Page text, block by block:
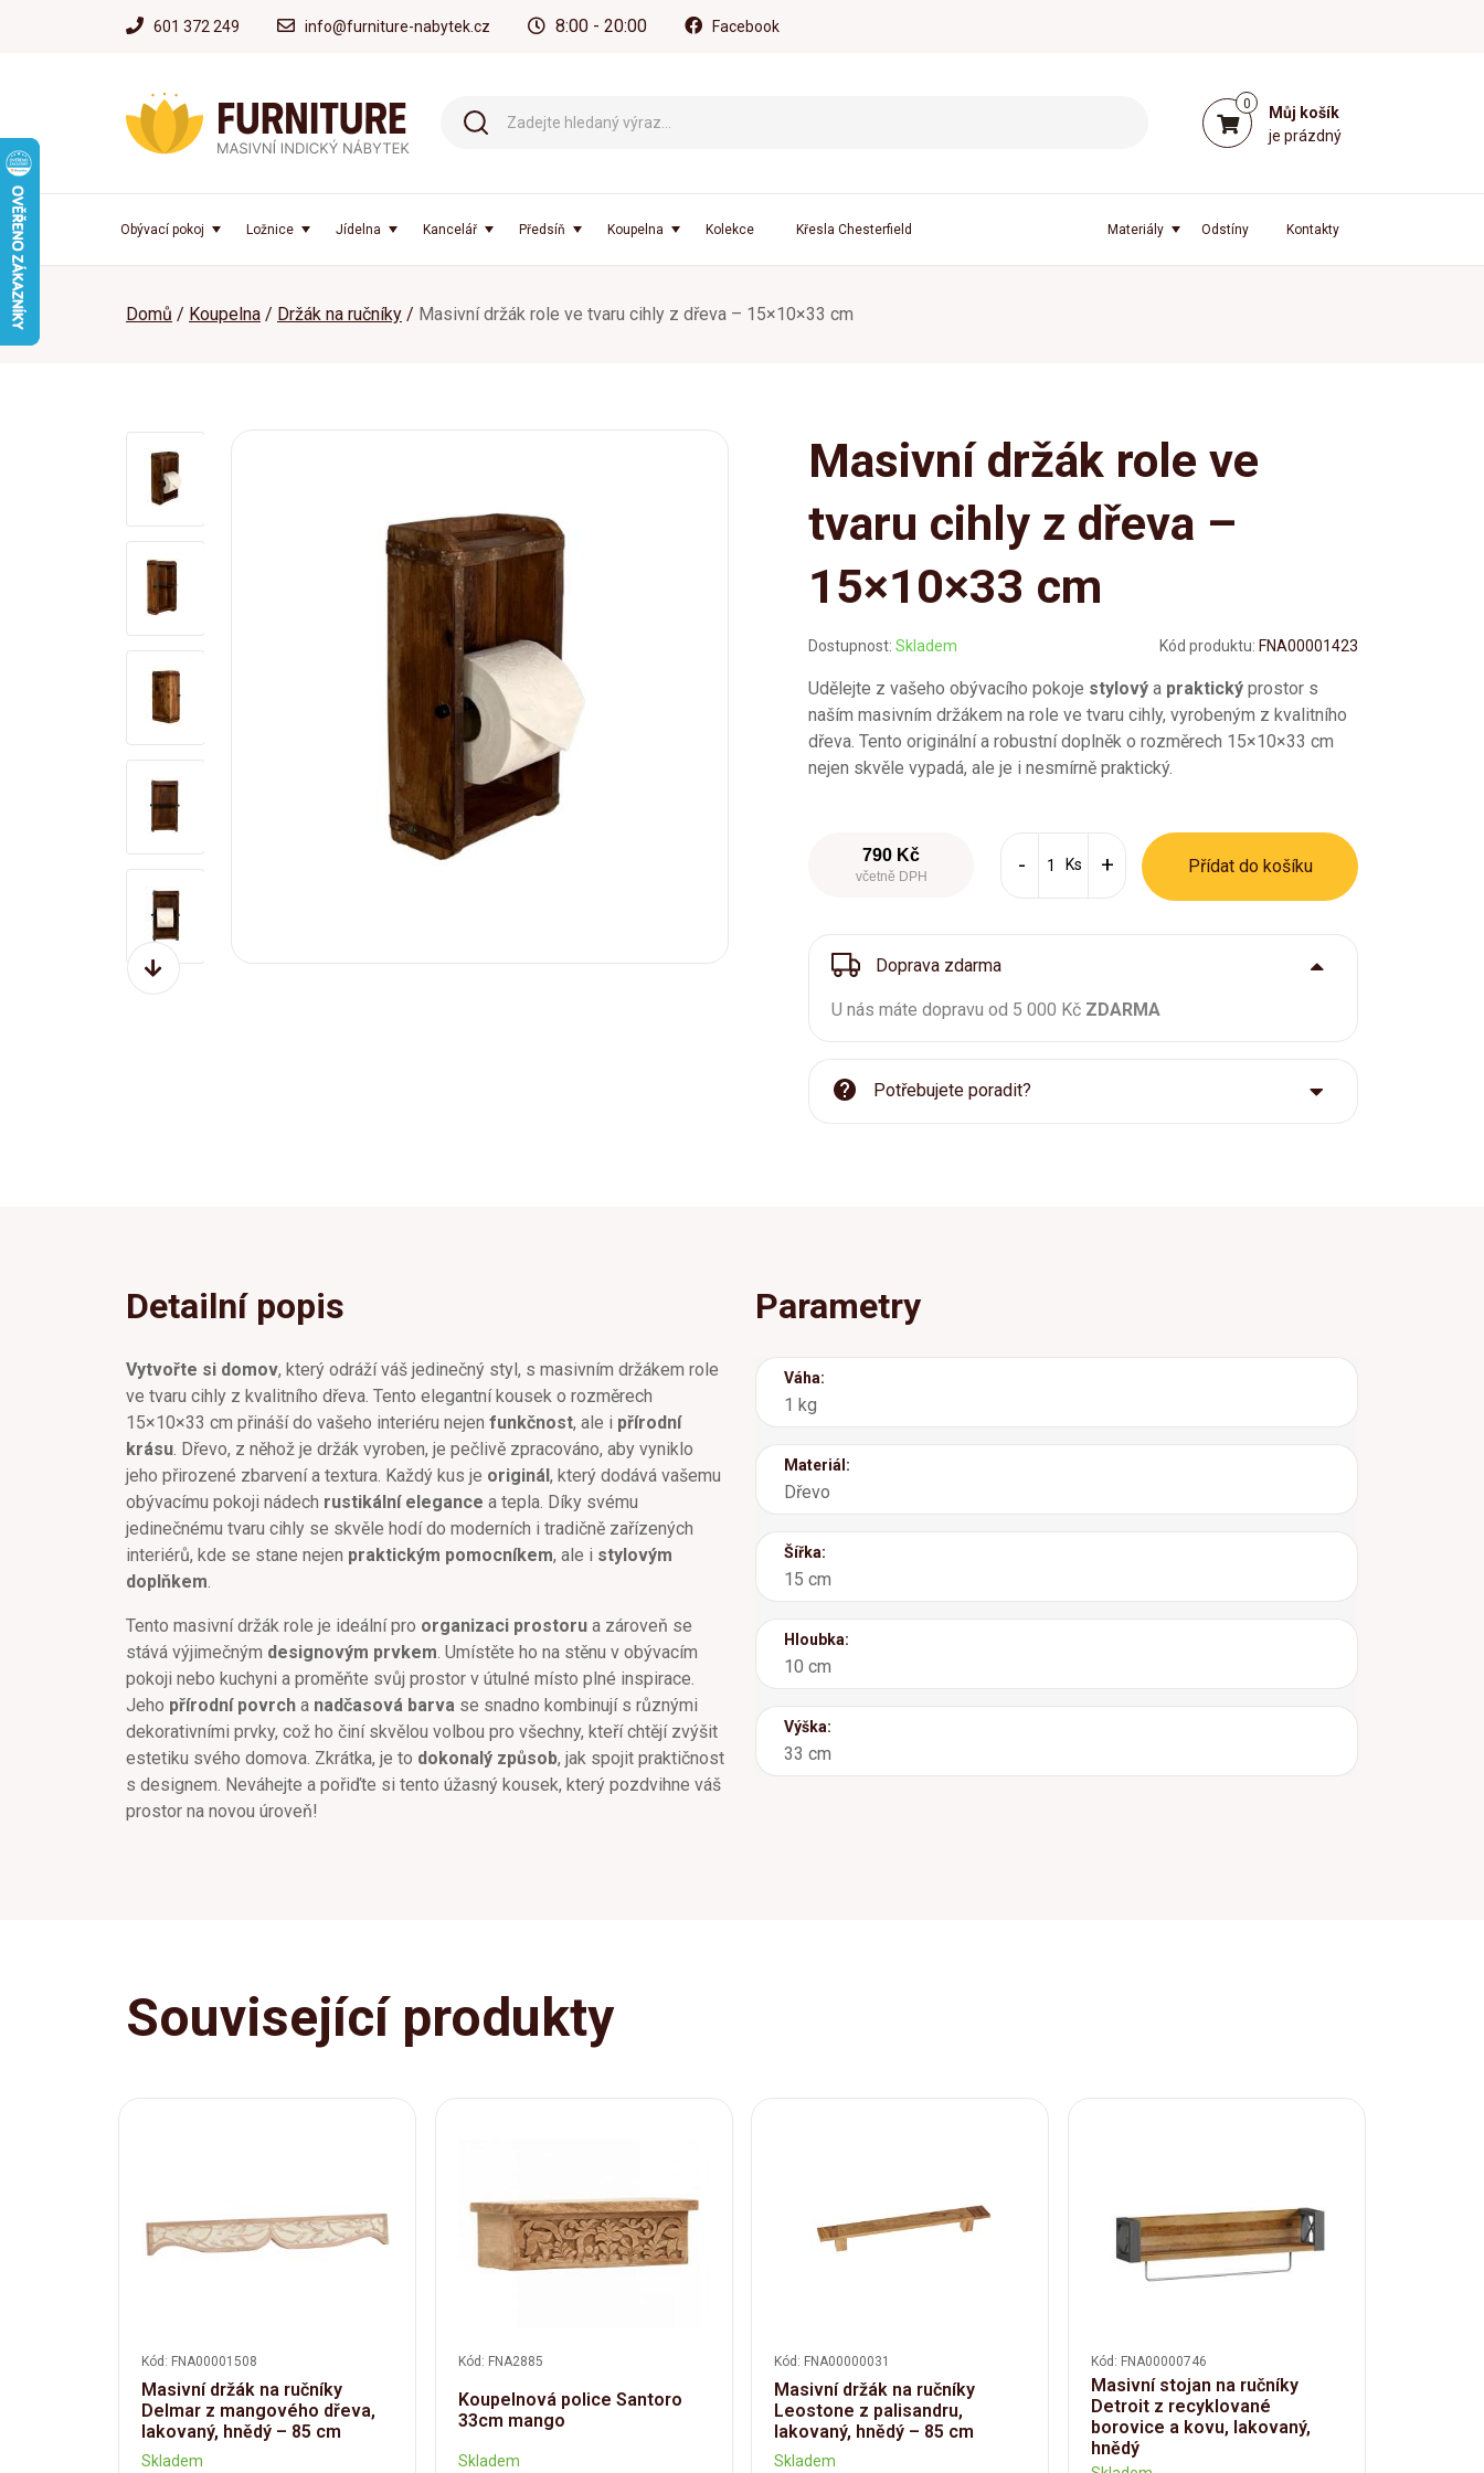
601 372 249 info@furniture-nabytek.cz 8:00 - 20:00 Facebook
0
Můj košík
je prázdný
Obývací pokoj Ložnice Jídelna Kancelář Předsíň Koupelna Kolekce Křesla Chesterfield Kontakty
Odstíny
Materiály
Domů Koupelna Držák na ručníky Masivní držák role ve tvaru cihly z dřeva – 15×10×33 cm
Masivní držák role ve
tvaru cihly z dřeva –
15×10×33 cm
Dostupnost: Skladem Kód produktu: FNA00001423
Udělejte z vašeho obývacího pokoje stylový a praktický prostor s
naším masivním držákem na role ve tvaru cihly, vyrobeným z kvalitního
dřeva. Tento originální a robustní doplněk o rozměrech 15×10×33 cm
nejen skvěle vypadá, ale je i nesmírně praktický.
790 Kč
včetně DPH
Ks Přídat do košíku
Doprava zdarma
U nás máte dopravu od 5 000 Kč ZDARMA
Potřebujete poradit?
Detailní popis
Vytvořte si domov, který odráží váš jedinečný styl, s masivním držákem role
ve tvaru cihly z kvalitního dřeva. Tento elegantní kousek o rozměrech
15×10×33 cm přináší do vašeho interiéru nejen funkčnost, ale i přírodní
krásu . Dřevo, z něhož je držák vyroben, je pečlivě zpracováno, aby vyniklo
jeho přirozené zbarvení a textura. Každý kus je originál, který dodává vašemu
obývacímu pokoji nádech rustikální elegance a tepla. Díky svému
jedinečnému tvaru cihly se skvěle hodí do moderních i tradičně zařízených
interiérů, kde se stane nejen praktickým pomocníkem, ale i stylovým
doplňkem
Tento masivní držák role je ideální pro organizaci prostoru a zároveň se
stává výjimečným designovým prvkem . Umístěte ho na stěnu v obývacím
pokoji nebo kuchyni a proměňte svůj prostor v útulné místo plné inspirace.
Jeho přírodní povrch a nadčasová barva se snadno kombinují s různými
dekorativními prvky, což ho činí skvělou volbou pro všechny, kteří chtějí zvýšit
estetiku svého domova. Zkrátka, je to dokonalý způsob, jak spojit praktičnost
s designem. Neváhejte a pořiďte si tento úžasný kousek, který pozdvihne váš
prostor na novou úroveň!
Parametry
Váha:
1 kg
Materiál:
Dřevo
Šířka:
15 cm
Hloubka:
10 cm
Výška:
33 cm
Související produkty
Kód: FNA00001508
Masivní držák na ručníky
Delmar z mangového dřeva,
lakovaný, hnědý – 85 cm
Skladem
Kód: FNA2885
Koupelnová police Santoro
33cm mango
Skladem
Kód: FNA00000031
Masivní držák na ručníky
Leostone z palisandru,
lakovaný, hnědý – 85 cm
Skladem
Kód: FNA00000746
Masivní stojan na ručníky
Detroit z recyklované
borovice a kovu, lakovaný,
hnědý